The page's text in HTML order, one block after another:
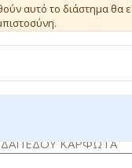
αυτό το διάστημα θα
ΔΑΠΕΔΟΥ ΚΑΡΦΩΤΑ